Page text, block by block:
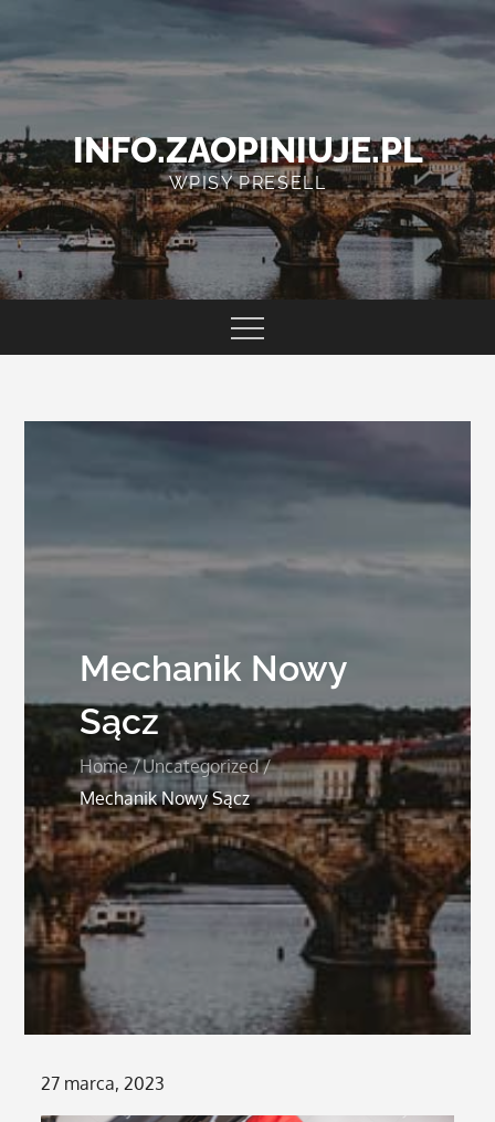
content
INFO.ZAOPINIUJE.PL
WPISY PRESELL
Mechanik Nowy
Sącz
Home
Uncategorized
Mechanik Nowy Sącz
Posted
on
27 marca, 2023